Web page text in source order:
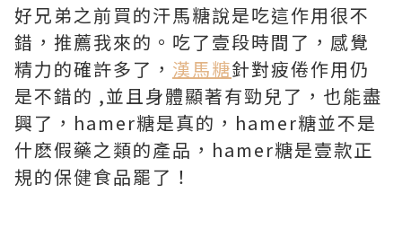
好兄弟之前買的汗馬糖說是吃這作用很不
錯，推薦我來的。吃了壹段時間了，感覺
精力的確許多了， 漢馬糖針對疲倦作用仍
是不錯的 ,並且身體顯著有勁兒了，也能盡
興了，hamer糖是真的，hamer糖並不是
什麽假藥之類的產品，hamer糖是壹款正
規的保健食品罷了！